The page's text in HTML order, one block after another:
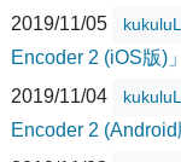
2019/11/05
Encoder 2 (iOS版)
2019/11/04
Encoder 2